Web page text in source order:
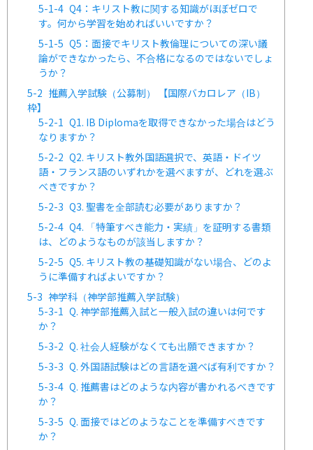
5-1-4 Q4：キリスト教に関する知識がほぼゼロで
す。何から学習を始めればいいですか？
5-1-5 Q5：面接でキリスト教倫理についての深い議
論ができなかったら、不合格になるのではないでしょ
うか？
5-2 推薦入学試験（公募制） 【国際バカロレア（IB）
枠】
5-2-1 Q1. IB Diplomaを取得できなかった場合はどう
なりますか？
5-2-2 Q2. キリスト教外国語選択で、英語・ドイツ
語・フランス語のいずれかを選べますが、どれを選ぶ
べきですか？
5-2-3 Q3. 聖書を全部読む必要がありますか？
5-2-4 Q4. 「特筆すべき能力・実績」を証明する書類
は、どのようなものが該当しますか？
5-2-5 Q5. キリスト教の基礎知識がない場合、どのよ
うに準備すればよいですか？
5-3 神学科（神学部推薦入学試験）
5-3-1 Q. 神学部推薦入試と一般入試の違いは何です
か？
5-3-2 Q. 社会人経験がなくても出願できますか？
5-3-3 Q. 外国語試験はどの言語を選べば有利ですか？
5-3-4 Q. 推薦書はどのような内容が書かれるべきです
か？
5-3-5 Q. 面接ではどのようなことを準備すべきです
か？